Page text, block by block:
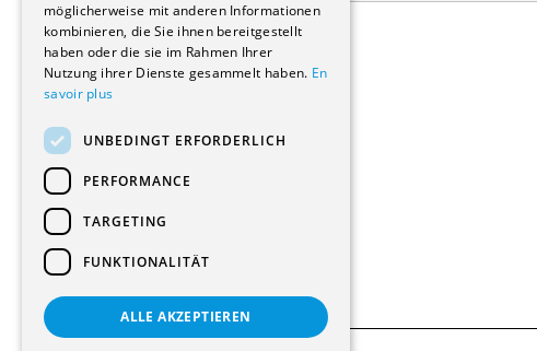
Adresse:
Avenue de Longemalle 21
1020 Renens
Schweiz
Kontakt:
Plattform: +41 21 631 10 50
info@architectes.ch
möglicherweise mit anderen Informationen
kombinieren, die Sie ihnen bereitgestellt
haben oder die sie im Rahmen Ihrer
Nutzung ihrer Dienste gesammelt haben. En
savoir plus
UNBEDINGT ERFORDERLICH
PERFORMANCE
TARGETING
FUNKTIONALITÄT
ALLE AKZEPTIEREN